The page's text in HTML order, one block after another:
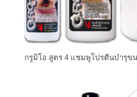
กรูมิโอ สูตร 4 แชมพูโปรตีนบำรุข